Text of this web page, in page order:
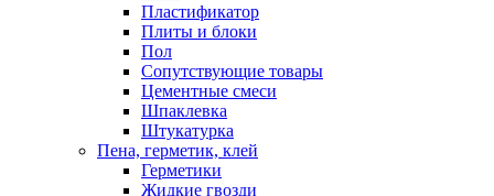
Пластификатор
Плиты и блоки
Пол
Сопутствующие товары
Цементные смеси
Шпаклевка
Штукатурка
Пена, герметик, клей
Герметики
Жидкие гвозди